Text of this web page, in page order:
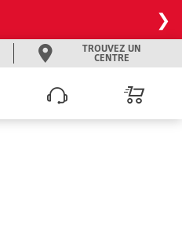
❯
TROUVEZ UN
CENTRE